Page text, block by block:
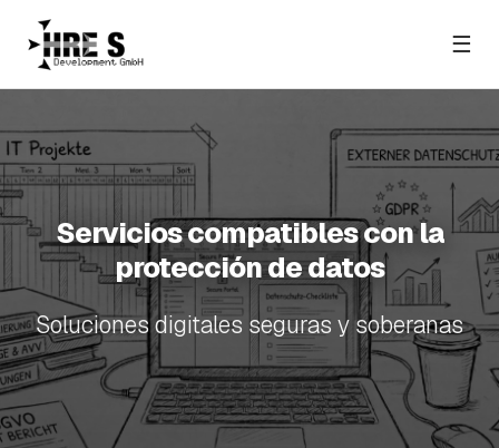
☰
Servicios compatibles con la
protección de datos
Soluciones digitales seguras y soberanas